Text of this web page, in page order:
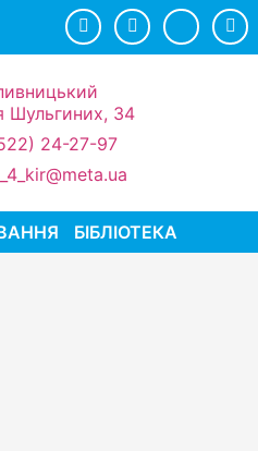
Шульгиних, 34
24-27-97
БІБЛІОТЕКА